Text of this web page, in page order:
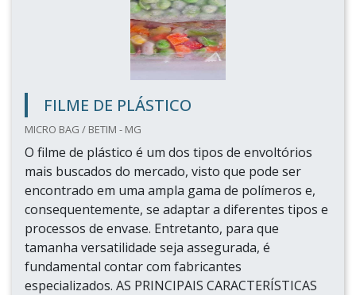
FILME DE PLÁSTICO
MICRO BAG / BETIM - MG
O filme de plástico é um dos tipos de envoltórios
mais buscados do mercado, visto que pode ser
encontrado em uma ampla gama de polímeros e,
consequentemente, se adaptar a diferentes tipos e
processos de envase. Entretanto, para que
tamanha versatilidade seja assegurada, é
fundamental contar com fabricantes
especializados. AS PRINCIPAIS CARACTERÍSTICAS